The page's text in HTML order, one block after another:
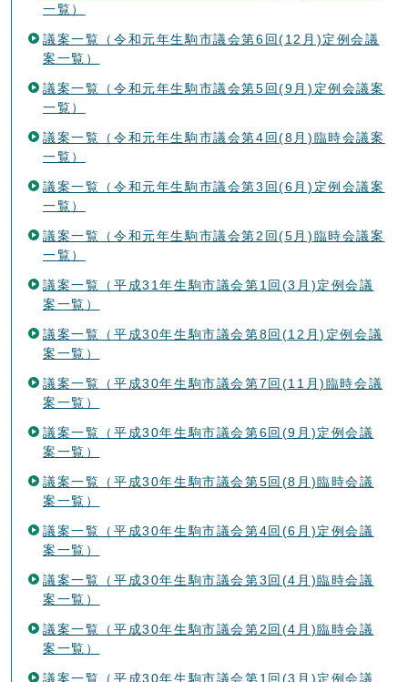
一覧）
議案一覧（令和元年生駒市議会第6回(12月)定例会議
案一覧）
議案一覧（令和元年生駒市議会第5回(9月)定例会議案
一覧）
議案一覧（令和元年生駒市議会第4回(8月)臨時会議案
一覧）
議案一覧（令和元年生駒市議会第3回(6月)定例会議案
一覧）
議案一覧（令和元年生駒市議会第2回(5月)臨時会議案
一覧）
議案一覧（平成31年生駒市議会第1回(3月)定例会議
案一覧）
議案一覧（平成30年生駒市議会第8回(12月)定例会議
案一覧）
議案一覧（平成30年生駒市議会第7回(11月)臨時会議
案一覧）
議案一覧（平成30年生駒市議会第6回(9月)定例会議
案一覧）
議案一覧（平成30年生駒市議会第5回(8月)臨時会議
案一覧）
議案一覧（平成30年生駒市議会第4回(6月)定例会議
案一覧）
議案一覧（平成30年生駒市議会第3回(4月)臨時会議
案一覧）
議案一覧（平成30年生駒市議会第2回(4月)臨時会議
案一覧）
議案一覧（平成30年生駒市議会第1回(3月)定例会議